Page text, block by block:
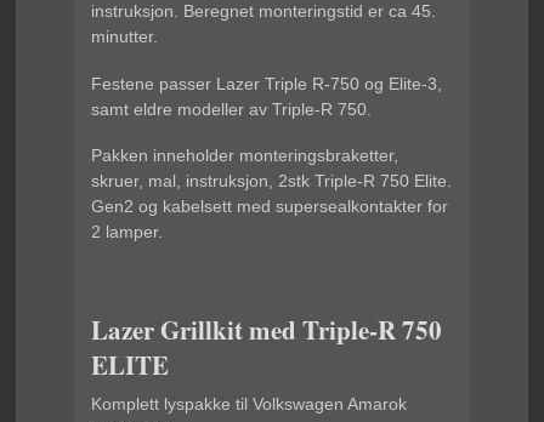
instruksjon. Beregnet monteringstid er ca 45.
minutter.
Festene passer Lazer Triple R-750 og Elite-3,
samt eldre modeller av Triple-R 750.
Pakken inneholder monteringsbraketter,
skruer, mal, instruksjon, 2stk Triple-R 750 Elite.
Gen2 og kabelsett med supersealkontakter for
2 lamper.
Lazer Grillkit med Triple-R 750
ELITE
Komplett lyspakke til Volkswagen Amarok